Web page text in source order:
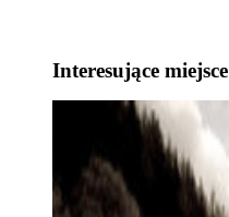
Interesujące miejsce